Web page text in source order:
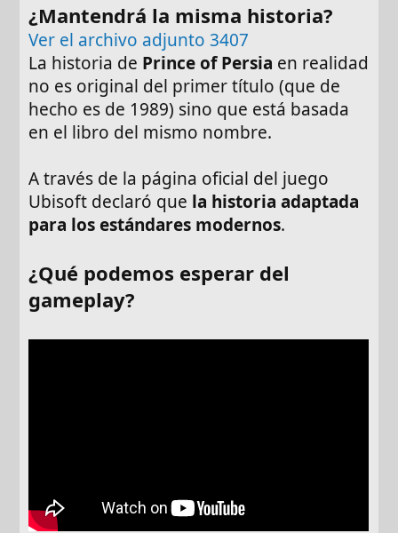
¿Mantendrá la misma historia?
Ver el archivo adjunto 3407
La historia de Prince of Persia en realidad
no es original del primer título (que de
hecho es de 1989) sino que está basada
en el libro del mismo nombre.
A través de la página oficial del juego
Ubisoft declaró que la historia adaptada
para los estándares modernos.
¿Qué podemos esperar del
gameplay?